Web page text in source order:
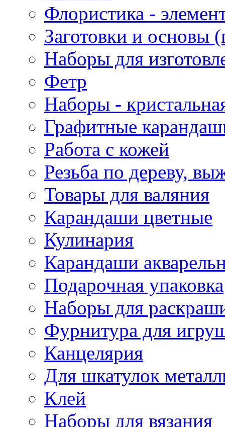
Флористика -
Заготовки и основы
Наборы для
Фетр
Наборы -
Графитные
Работа с кожей
Резьба по дереву,
Товары для валяния
Карандаши цветные
Кулинария
Карандаши
Подарочная упаковка
Наборы для
Фурнитура для
Канцелярия
Для шкатулок
Клей
Наборы для вязания